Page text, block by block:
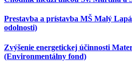
Prestavba a prístavba MŠ Malý
odolnosti)
Zvýšenie energetickej účinnosti
(Environmentálny fond)